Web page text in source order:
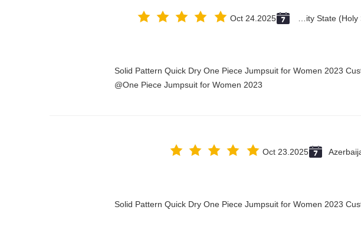
Oct 24.2025
Solid Pattern Quick Dry One Piece Jumpsuit for Women 2023
One Piece Jumpsuit for Women 2023@
Oct 23.2025
Solid Pattern Quick Dry One Piece Jumpsuit for Women 2023